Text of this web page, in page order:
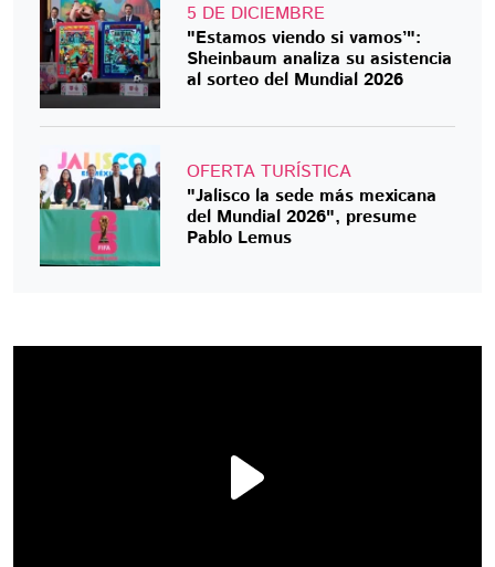
5 DE DICIEMBRE
"Estamos viendo si vamos’":
Sheinbaum analiza su asistencia
al sorteo del Mundial 2026
OFERTA TURÍSTICA
"Jalisco la sede más mexicana
del Mundial 2026", presume
Pablo Lemus